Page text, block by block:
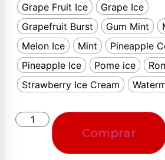
Grape Fruit Ice
Grape Ice
Grapefruit Burst
Gum Mint
Melon Ice
Mint
Pineapple
Pineapple Ice
Pome ice
Strawberry Ice Cream
Comprar